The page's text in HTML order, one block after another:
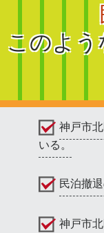
このよ
神戸市
いる。
民泊撤
神戸市